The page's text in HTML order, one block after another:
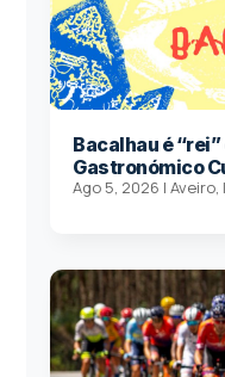
Bacalhau é
Gastronómico
Ago 5, 2026 |Aveiro,